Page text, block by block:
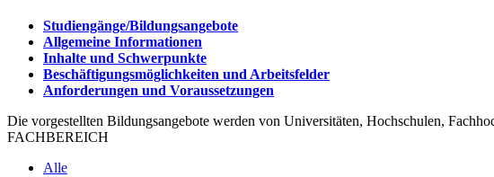
Studiengänge/Bildungsangebote
Allgemeine Informationen
Inhalte und Schwerpunkte
Beschäftigungsmöglichkeiten und Arbeitsfelder
Anforderungen und Voraussetzungen
Die vorgestellten Bildungsangebote werden von Universitäten, Hochschulen,
FACHBEREICH
Alle